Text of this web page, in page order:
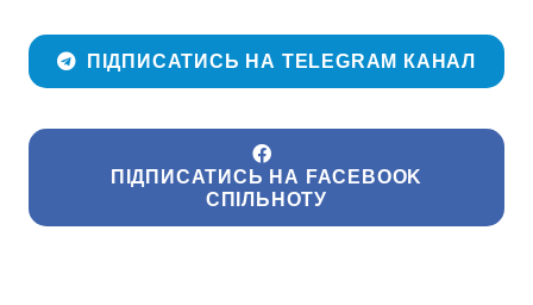
ПІДПИСАТИСЬ НА TELEGRAM КАНАЛ
ПІДПИСАТИСЬ НА FACEBOOK
СПІЛЬНОТУ